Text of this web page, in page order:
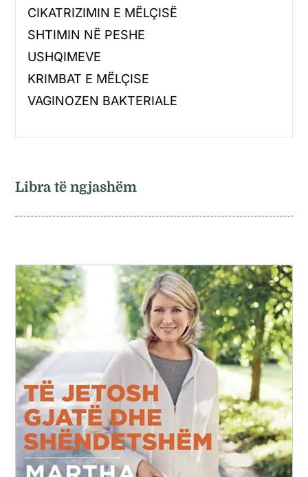
CIKATRIZIMIN E MËLÇISË
SHTIMIN NË PESHE
USHQIMEVE
KRIMBAT E MËLÇISE
VAGINOZEN BAKTERIALE
Libra të ngjashëm